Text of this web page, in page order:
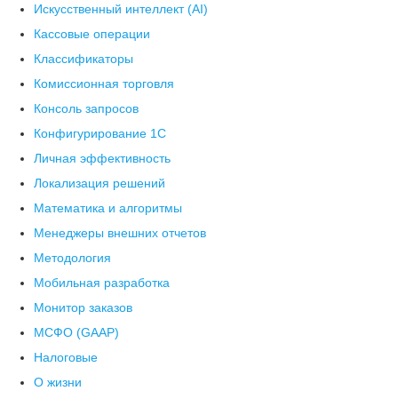
Искусственный интеллект (AI)
Кассовые операции
Классификаторы
Комиссионная торговля
Консоль запросов
Конфигурирование 1С
Личная эффективность
Локализация решений
Математика и алгоритмы
Менеджеры внешних отчетов
Методология
Мобильная разработка
Монитор заказов
МСФО (GAAP)
Налоговые
О жизни